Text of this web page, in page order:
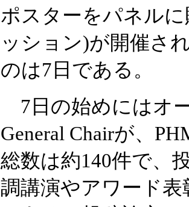
ポスターをパネル
ッション)が開催さ
のは7日である。
7日の始めにはオ
General Chairが、
総数は約140件で、
調講演やアワード